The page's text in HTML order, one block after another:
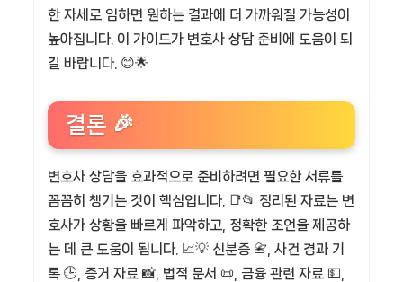
한 자세로 임하면 원하는 결과에 더 가까워질 가능성이
높아집니다. 이 가이드가 변호사 상담 준비에 도움이 되
길 바랍니다. 😊🌟
결론 🎉
변호사 상담을 효과적으로 준비하려면 필요한 서류를
꼼꼼히 챙기는 것이 핵심입니다. 📑📂 정리된 자료는 변
호사가 상황을 빠르게 파악하고, 정확한 조언을 제공하
는 데 큰 도움이 됩니다. 📈💡 신분증 📇, 사건 경과 기
록 🕒, 증거 자료 📸, 법적 문서 📜, 금융 관련 자료 💵,